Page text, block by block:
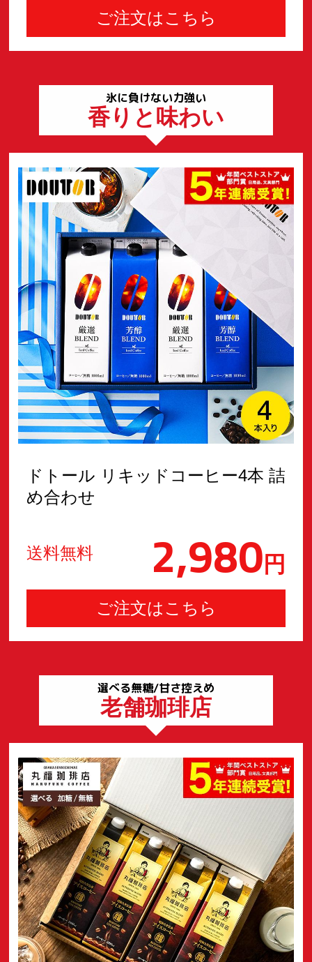
氷に負けない力強い
香りと味わい
ドトール リキッドコーヒー4本 詰
め合わせ
送料無料 2,980円
選べる無糖/甘さ控えめ
老舗珈琲店